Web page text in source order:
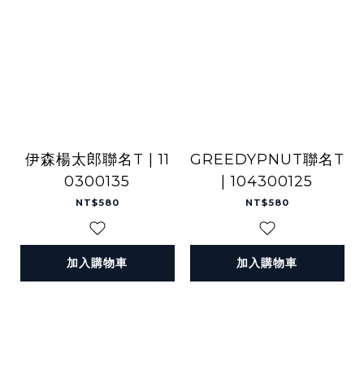
伊森楊太郎聯名T | 11
0300135
NT$580
加入購物車
GREEDYPNUT聯名T
| 104300125
NT$580
加入購物車